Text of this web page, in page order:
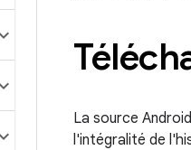
La source
l'intégralité de